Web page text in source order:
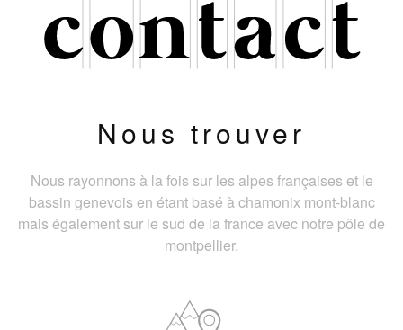
Nous trouver
Nous rayonnons à la fois sur les alpes françaises et le
bassin genevois en étant basé à chamonix mont-blanc
mais également sur le sud de la france avec notre pôle de
montpellier.